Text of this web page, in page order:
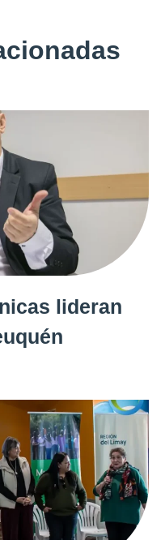
lideran